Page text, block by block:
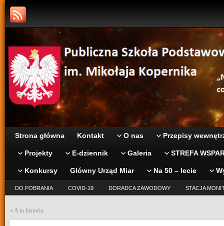
Strona główna Kontakt O nas Przepisy
Projekty E-dziennik Galeria STREFA
Konkursy Główny Urząd Miar Na 50 – lecie
DO POBRANIA COVID-19 DORADCA ZAWODOWY STACJA
« A to historia